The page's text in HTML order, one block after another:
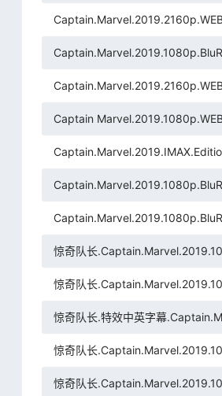
Captain
惊奇队长
惊奇队长
惊奇队长.特效中英字幕
惊奇队长
惊奇队长